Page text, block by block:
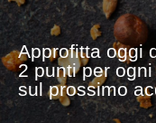
Approfitta oggi
2 punti per
sul prossimo